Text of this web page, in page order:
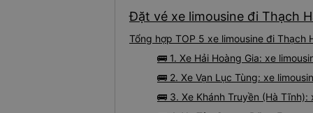
Đặt vé xe limousine đi Thạch
Tổng hợp TOP 5 xe limousine đi
🚌 1. Xe Hải Hoàng Gia: xe
🚌 2. Xe Vạn Lục Tùng: xe
🚌 3. Xe Khánh Truyền (Hà